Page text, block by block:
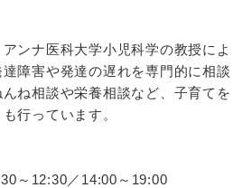
ンナ医科大学小児科学の教授によ
障害や発達の遅れを専門的に相談
ね相談や栄養相談など、子育てを
行っています。
～12:30／14:00～19:00